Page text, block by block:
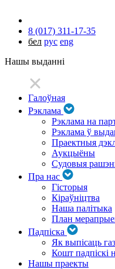
8 (017) 311-17-35
бел рус eng
Нашы выданні
Галоўная
Рэклама
Рэклама на
Рэклама ў
Праектныя
Аукцыёны
Судовыя
Пра нас
Гісторыя
Кіраўніцтва
Наша палітыка
План
Падпіска
Як выпісаць
Кошт падпіскі
Нашы праекты